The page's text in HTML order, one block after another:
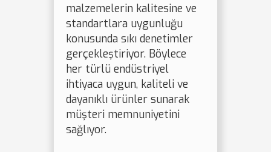
malzemelerin kalitesine ve
standartlara uygunluğu
konusunda sıkı denetimler
gerçekleştiriyor. Böylece
her türlü endüstriyel
ihtiyaca uygun, kaliteli ve
dayanıklı ürünler sunarak
müşteri memnuniyetini
sağlıyor.